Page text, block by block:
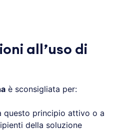
all’uso di
è sconsigliata per:
questo principio attivo o a
della soluzione